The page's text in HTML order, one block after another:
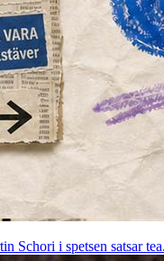
Schori i spetsen satsar